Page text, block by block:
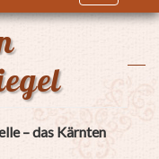
– das Kärnten